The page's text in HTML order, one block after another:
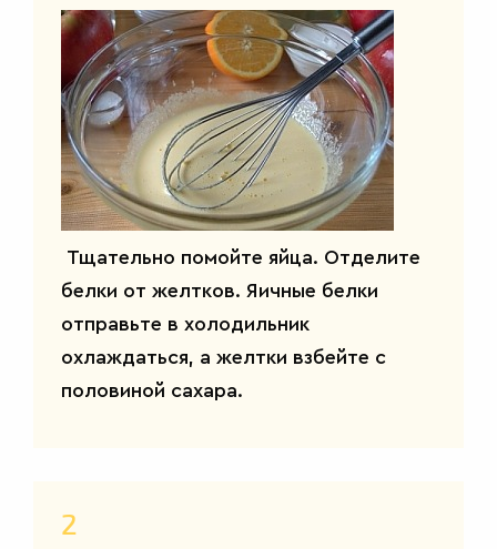
Тщательно помойте яйца. Отделите
белки от желтков. Яичные белки
отправьте в холодильник
охлаждаться, а желтки взбейте с
половиной сахара.
2